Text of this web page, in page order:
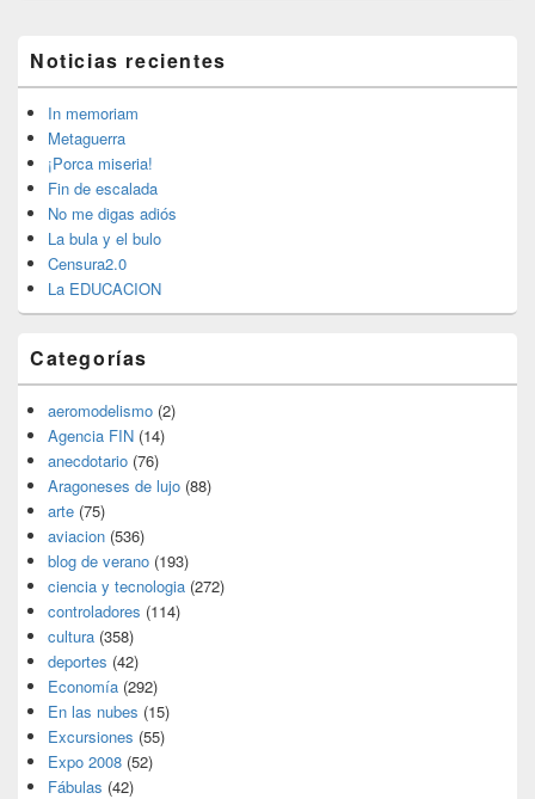
área
de
widget
barra
lateral
primaria
Noticias recientes
In memoriam
Metaguerra
¡Porca miseria!
Fin de escalada
No me digas adiós
La bula y el bulo
Censura2.0
La EDUCACION
Categorías
aeromodelismo (2)
Agencia FIN (14)
anecdotario (76)
Aragoneses de lujo (88)
arte (75)
aviacion (536)
blog de verano (193)
ciencia y tecnologia (272)
controladores (114)
cultura (358)
deportes (42)
Economía (292)
En las nubes (15)
Excursiones (55)
Expo 2008 (52)
Fábulas (42)